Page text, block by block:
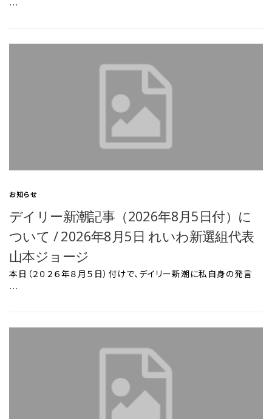
…
お知らせ
デイリー新潮記事（2026年8月5日付）に
ついて / 2026年8月5日 れいわ新選組代表
山本ジョージ
本日（２０２６年８月５日）付けで、デイリー新潮に私自身の発言
…